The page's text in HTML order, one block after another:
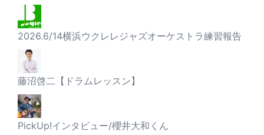
2026.6/14横浜ウクレレジャズオーケストラ練習報告
藤沼啓二【ドラムレッスン】
PickUp!インタビュー/櫻井大和くん